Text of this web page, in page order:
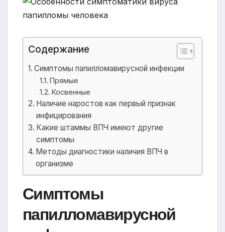
Содержание
Симптомы папилломавирусной инфекции
Прямые
Косвенные
Наличие наростов как первый признак
инфицирования
Какие штаммы ВПЧ имеют другие
симптомы
Методы диагностики наличия ВПЧ в
организме
Симптомы
папилломавирусной